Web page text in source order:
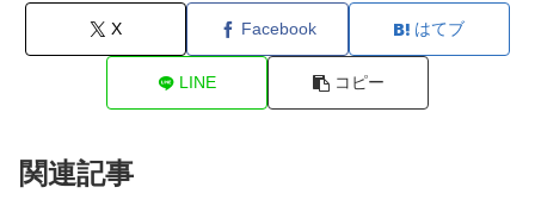
X Facebook はてブ
LINE コピー
関連記事